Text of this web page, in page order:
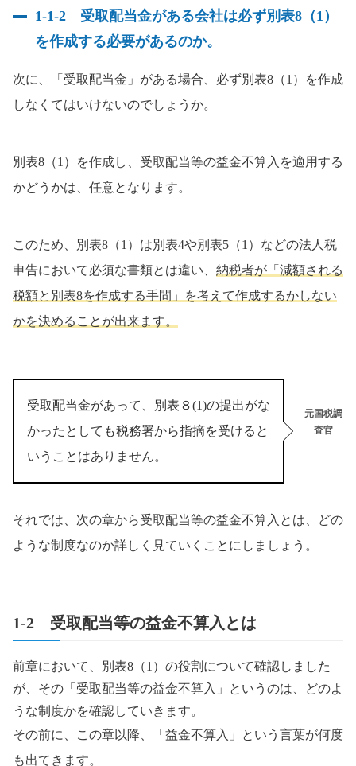
1-1-2 受取配当金がある会社は必ず別表8（1）
を作成する必要があるのか。
次に、「受取配当金」がある場合、必ず別表8（1）を作成
しなくてはいけないのでしょうか。
別表8（1）を作成し、受取配当等の益金不算入を適用する
かどうかは、任意となります。
このため、別表8（1）は別表4や別表5（1）などの法人税
申告において必須な書類とは違い、 納税者が「減額される
税額と別表8を作成する手間」を考えて作成するかしない
かを決めることが出来ます。
受取配当金があって、別表８(1)の提出がな
かったとしても税務署から指摘を受けると
いうことはありません。
元国税調
査官
それでは、次の章から受取配当等の益金不算入とは、どの
ような制度なのか詳しく見ていくことにしましょう。
1-2 受取配当等の益金不算入とは
前章において、別表8（1）の役割について確認しました
が、その「受取配当等の益金不算入」というのは、どのよ
うな制度かを確認していきます。
その前に、この章以降、「益金不算入」という言葉が何度
も出てきます。